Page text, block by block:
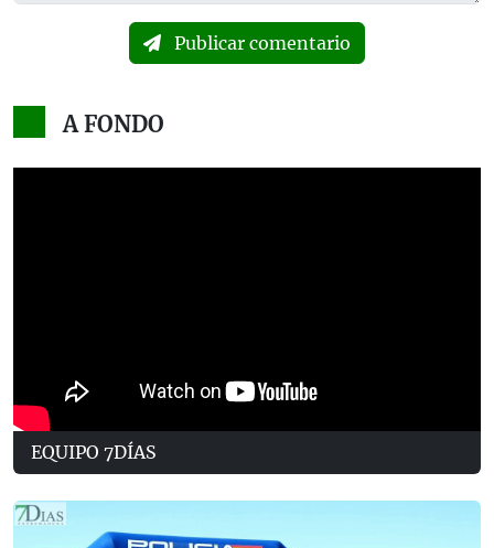
Publicar comentario
A FONDO
EQUIPO 7DÍAS